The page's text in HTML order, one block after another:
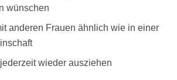
wünschen
anderen Frauen ähnlich wie in einer
wieder ausziehen